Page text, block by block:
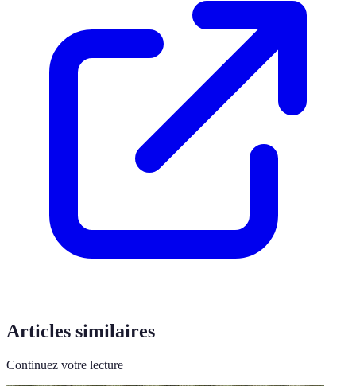
Articles similaires
Continuez votre lecture